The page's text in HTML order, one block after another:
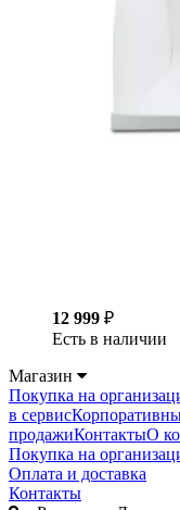
12 999 ₽
Есть в наличии
Магазин
Покупка на
в сервис
продажиКонтактыО
Покупка на
Оплата и доставка
Контакты